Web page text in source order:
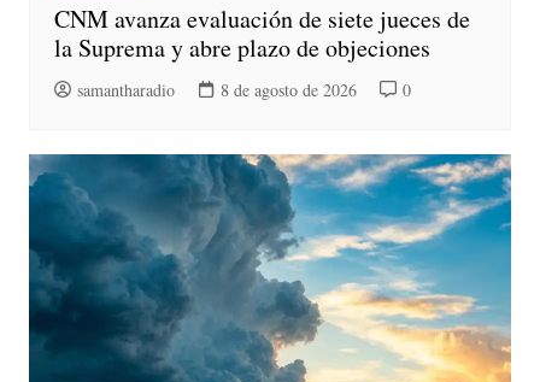
CNM avanza evaluación de siete jueces de
la Suprema y abre plazo de objeciones
samantharadio 8 de agosto de 2026 0